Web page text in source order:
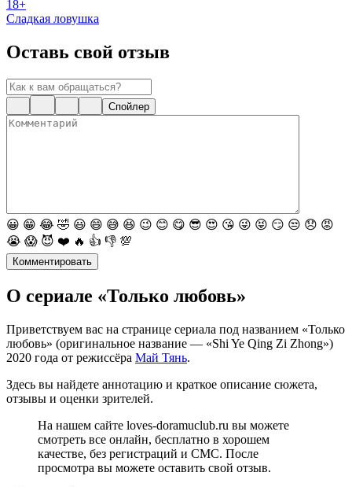
18+
Сладкая ловушка
Оставь свой отзыв
Спойлер
😀 😁 😂 🤣 😃 😄 😅 😆 😉 😊 😋 😎 😍 😘 😜 😝 😏 😒 😞 😡
😭 😱 😈 ❤️ 🔥 👍 👎 💯
Комментировать
О сериале «Только любовь»
Приветствуем вас на странице сериала под названием «Только
любовь» (оригинальное название — «Shi Ye Qing Zi Zhong»)
2020 года от режиссёра Май Тянь.
Здесь вы найдете аннотацию и краткое описание сюжета,
отзывы и оценки зрителей.
На нашем сайте loves-doramuclub.ru вы можете
смотреть все онлайн, бесплатно в хорошем
качестве, без регистраций и СМС. После
просмотра вы можете оставить свой отзыв.